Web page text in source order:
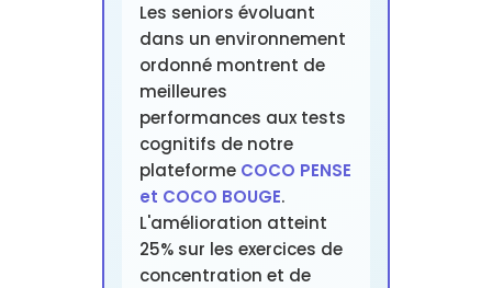
Les seniors évoluant
dans un environnement
ordonné montrent de
meilleures
performances aux tests
cognitifs de notre
plateforme COCO PENSE
et COCO BOUGE.
L'amélioration atteint
25% sur les exercices de
concentration et de